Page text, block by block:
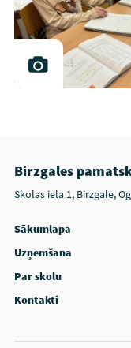
Birzgales
Skolas iela 1, Birzgale,
Sākumlapa
Uzņemšana
Par skolu
Kontakti